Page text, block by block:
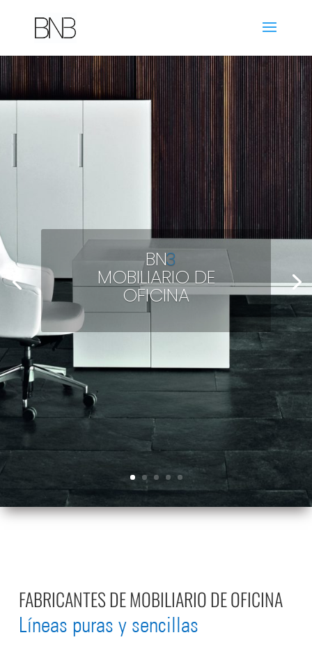
BN3
MOBILIARIO DE
OFICINA
FABRICANTES DE MOBILIARIO DE OFICINA
Líneas puras y sencillas